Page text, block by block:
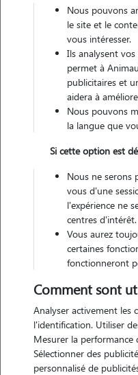
Pas d'animaux
Véhiculé
Gardes réalisées
L'envoi d'une
Nous pouvons
le site et le
vous intéresser.
Ils analysent
permet à
publicitaires et
aidera à
Nous pouvons
la langue que
Si cette option est
Nous ne serons
vous d'une
l'expérience ne
centres d'intérêt.
Vous aurez
certaines
fonctionneront
Comment sont
Analyser activement les
l'identification. Utiliser
Mesurer la performance
Sélectionner des
personnalisé de